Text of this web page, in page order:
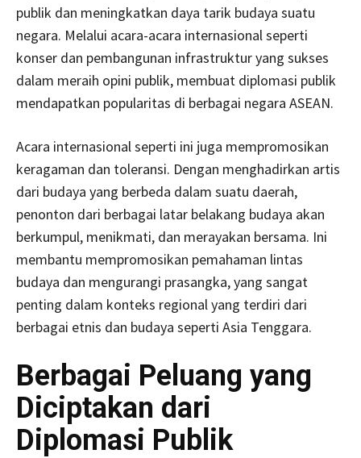
publik dan meningkatkan daya tarik budaya suatu
negara. Melalui acara-acara internasional seperti
konser dan pembangunan infrastruktur yang sukses
dalam meraih opini publik, membuat diplomasi publik
mendapatkan popularitas di berbagai negara ASEAN.
Acara internasional seperti ini juga mempromosikan
keragaman dan toleransi. Dengan menghadirkan artis
dari budaya yang berbeda dalam suatu daerah,
penonton dari berbagai latar belakang budaya akan
berkumpul, menikmati, dan merayakan bersama. Ini
membantu mempromosikan pemahaman lintas
budaya dan mengurangi prasangka, yang sangat
penting dalam konteks regional yang terdiri dari
berbagai etnis dan budaya seperti Asia Tenggara.
Berbagai Peluang yang
Diciptakan dari
Diplomasi Publik